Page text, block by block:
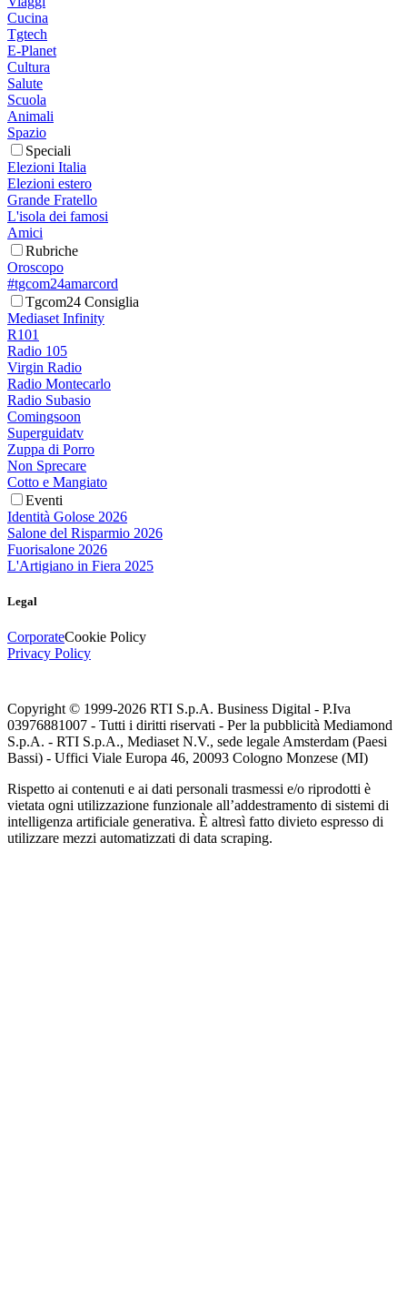
Cucina
Tgtech
E-Planet
Cultura
Salute
Scuola
Animali
Spazio
Speciali
Elezioni Italia
Elezioni estero
Grande Fratello
L'isola dei famosi
Amici
Rubriche
Oroscopo
#tgcom24amarcord
Tgcom24 Consiglia
Mediaset Infinity
R101
Radio 105
Virgin Radio
Radio Montecarlo
Radio Subasio
Comingsoon
Superguidatv
Zuppa di Porro
Non Sprecare
Cotto e Mangiato
Eventi
Identità Golose 2026
Salone del Risparmio 2026
Fuorisalone 2026
L'Artigiano in Fiera 2025
Legal
CorporateCookie Policy
Privacy Policy
Copyright © 1999-2026 RTI S.p.A. Business Digital - P.Iva
03976881007 - Tutti i diritti riservati - Per la pubblicità Mediamond
S.p.A. - RTI S.p.A., Mediaset N.V., sede legale Amsterdam (Paesi
Bassi) - Uffici Viale Europa 46, 20093 Cologno Monzese (MI)
Rispetto ai contenuti e ai dati personali trasmessi e/o riprodotti è
vietata ogni utilizzazione funzionale all’addestramento di sistemi di
intelligenza artificiale generativa. È altresì fatto divieto espresso di
utilizzare mezzi automatizzati di data scraping.